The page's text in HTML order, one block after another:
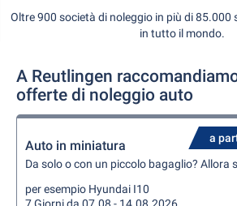
Oltre 900 società di noleggio in più di
in tutto il mondo.
A Reutlingen
offerte di noleggio auto
a
Auto in miniatura
Da solo o con un piccolo bagaglio? Allora
per esempio Hyundai I10